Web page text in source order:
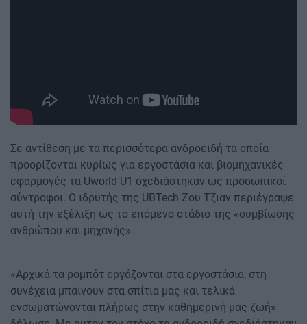
Σε αντίθεση με τα περισσότερα ανδροειδή τα οποία
προορίζονται κυρίως για εργοστάσια και βιομηχανικές
εφαρμογές τα Uworld U1 σχεδιάστηκαν ως προσωπικοί
σύντροφοι. Ο ιδρυτής της UBTech Ζου Τζιαν περιέγραψε
αυτή την εξέλιξη ως το επόμενο στάδιο της «συμβίωσης
ανθρώπου και μηχανής».
«Αρχικά τα ρομπότ εργάζονται στα εργοστάσια, στη
συνέχεια μπαίνουν στα σπίτια μας και τελικά
ενσωματώνονται πλήρως στην καθημερινή μας ζωή»